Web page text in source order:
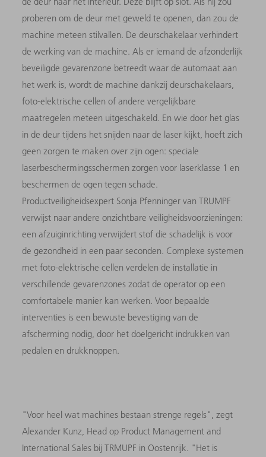
proberen om de deur met geweld te openen, dan zou de
machine meteen stilvallen. De deurschakelaar verhindert
de werking van de machine. Als er iemand de afzonderlijk
beveiligde gevarenzone betreedt waar de automaat aan
het werk is, wordt de machine dankzij deurschakelaars,
foto-elektrische cellen of andere vergelijkbare
maatregelen meteen uitgeschakeld. En wie door het glas
in de deur tijdens het snijden naar de laser kijkt, hoeft zich
geen zorgen te maken over zijn ogen: speciale
laserbeschermingsschermen zorgen voor laserklasse 1 en
beschermen de ogen tegen schade.
Productveiligheidsexpert Sonja Pfenninger van TRUMPF
verwijst naar andere onzichtbare veiligheidsvoorzieningen:
een afzuiginrichting verwijdert stof die schadelijk is voor
de gezondheid in een paar seconden. Complexe systemen
met foto-elektrische cellen verdelen de installatie in
verschillende gevarenzones zodat de operator op een
comfortabele manier kan werken. Voor bepaalde
interventies is een bewuste bevestiging van de
afscherming nodig, door het doelgericht indrukken van
pedalen en drukknoppen.
"Voor heel wat machines bestaan strenge regels", zegt
Alexander Kunz, Head op Product Management and
International Sales bij TRMUPF in Oostenrijk. "Het is